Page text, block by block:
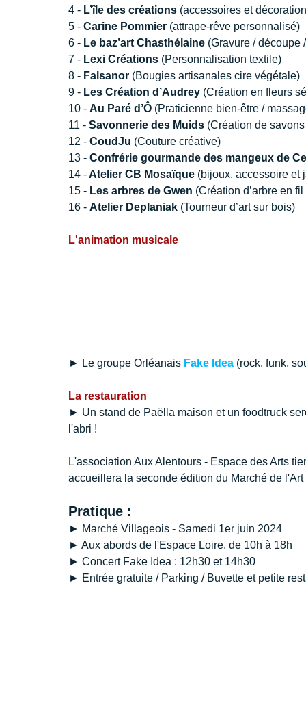
4 - L’île des créations (accessoires et
5 - Carine Pommier (attrape-rêve personnalisé)
6 - Le baz’art Chasthélaine (Gravure / découpe
7 - Lexi Créations (Personnalisation textile)
8 - Falsanor (Bougies artisanales cire végétale)
9 - Les Création d’Audrey (Création en fleurs
10 - Au Paré d’Ô (Praticienne bien-être /
11 - Savonnerie des Muids (Création de
12 - CoudJu (Couture créative)
13 - Confrérie gourmande des mangeux de
14 - Atelier CB Mosaïque (bijoux, accessoire et
15 - Les arbres de Gwen (Création d’arbre en
16 - Atelier Deplaniak (Tourneur d’art sur bois)
L'animation musicale
► Le groupe Orléanais Fake Idea (rock, funk,
La restauration
► Un stand de Paëlla maison et un foodtruck
l'abri !
L'association Aux Alentours - Espace des Arts
accueillera la seconde édition du Marché de
Pratique :
► Marché Villageois - Samedi 1er juin 2024
► Aux abords de l'Espace Loire, de 10h à 18h
► Concert Fake Idea : 12h30 et 14h30
► Entrée gratuite / Parking / Buvette et petite